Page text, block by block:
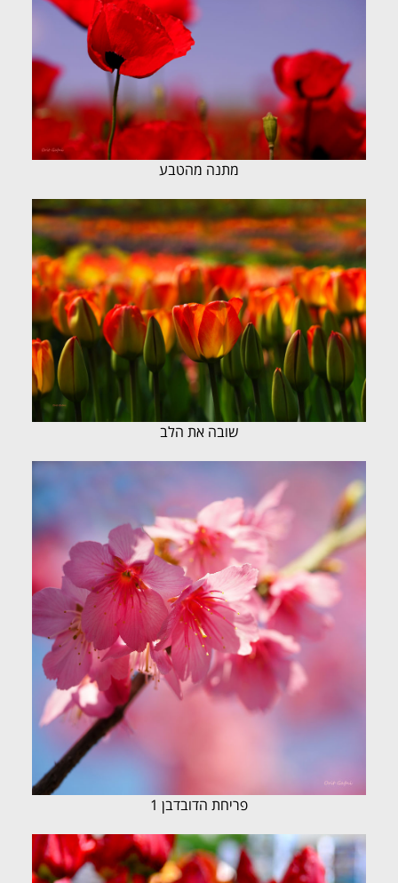
מתנה מהטבע
שובה את הלב
פריחת הדובדבן 1